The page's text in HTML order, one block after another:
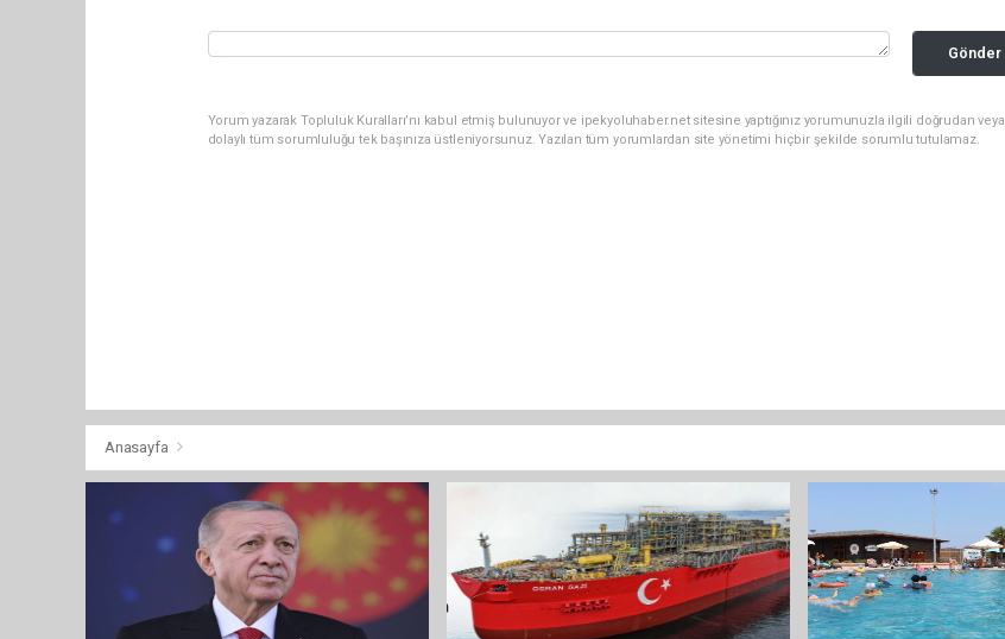
Gönder
Yorum yazarak Topluluk Kuralları’nı kabul etmiş bulunuyor ve ipekyoluhaber.net sitesine yaptığınız yorumunuzla ilgili doğrudan veya
dolaylı tüm sorumluluğu tek başınıza üstleniyorsunuz. Yazılan tüm yorumlardan site yönetimi hiçbir şekilde sorumlu tutulamaz.
Anasayfa